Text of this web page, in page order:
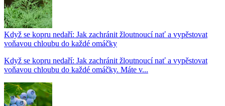
Když se kopru nedaří: Jak zachránit žloutnoucí nať a vypěstovat
voňavou chloubu do každé omáčky
Když se kopru nedaří: Jak zachránit žloutnoucí nať a vypěstovat
voňavou chloubu do každé omáčky. Máte v...